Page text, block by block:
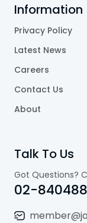
Information
Privacy Policy
Latest News
Careers
Contact Us
About
Talk To Us
Got Questions?
02-